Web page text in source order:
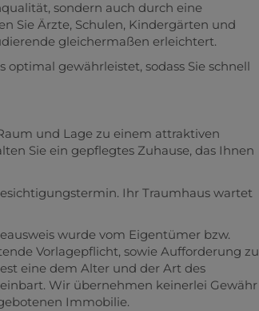
sondern auch durch eine
Sie Ärzte, Schulen, Kindergärten und
gleichermaßen erleichtert.
gewährleistet, sodass Sie schnell
und Lage zu einem attraktiven
Sie ein gepflegtes Zuhause, das Ihnen
Ihr Traumhaus wartet
wurde vom Eigentümer bzw.
Vorlagepflicht, sowie Aufforderung zu
eine dem Alter und der Art des
Wir übernehmen keinerlei Gewähr
Immobilie.